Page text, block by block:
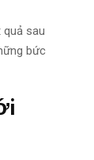
quả sau
bức